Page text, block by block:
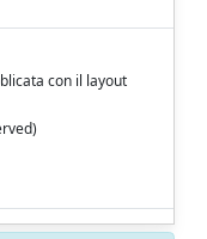
con il layout